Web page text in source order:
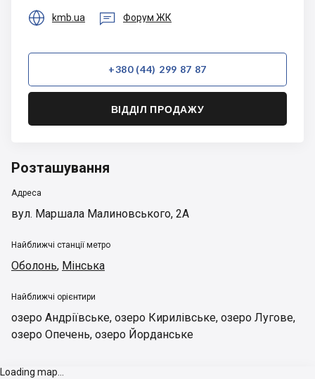
 kmb.ua  Форум ЖК
+380 (44) 299 87 87
ВІДДІЛ ПРОДАЖУ
Розташування
Адреса
вул. Маршала Малиновського, 2А
Найближчі станції метро
Оболонь, Мінська
Найближчі орієнтири
озеро Андріївське, озеро Кирилівське, озеро Лугове,
озеро Опечень, озеро Йорданське
Loading map...